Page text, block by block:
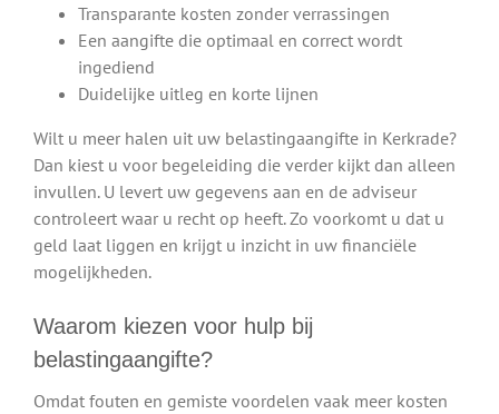
Transparante kosten zonder verrassingen
Een aangifte die optimaal en correct wordt
ingediend
Duidelijke uitleg en korte lijnen
Wilt u meer halen uit uw belastingaangifte in Kerkrade?
Dan kiest u voor begeleiding die verder kijkt dan alleen
invullen. U levert uw gegevens aan en de adviseur
controleert waar u recht op heeft. Zo voorkomt u dat u
geld laat liggen en krijgt u inzicht in uw financiële
mogelijkheden.
Waarom kiezen voor hulp bij
belastingaangifte?
Omdat fouten en gemiste voordelen vaak meer kosten